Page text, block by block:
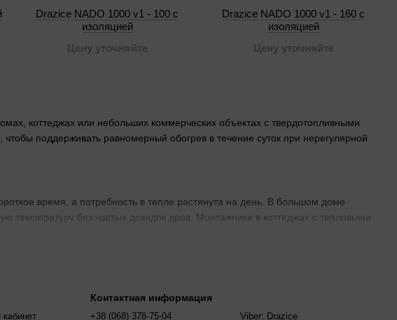
коттеджах или небольших коммерческих объектах с твердотопливными
поддерживать равномерный обогрев в течение суток при нерегулярной
время, а потребность в тепле растянута на день. В большом доме
без частых докидок дров. Монтажники в коттеджах с тепловыми
теплообменников и лучшую изоляцию, что упрощает интеграцию с
базового котла, NADO если планируете расширение.
Drazice NADO 1000 v1 - 100 с
изоляцией
Цену уточняйте
Drazice NADO 1000 v1 - 160 с
изоляцией
Цену уточняйте
Контактная информация
+38 (068) 378-75-04 Viber: Drazice